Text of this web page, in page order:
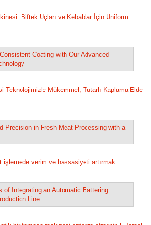
Biftek Uçları ve Kebablar İçin Uniform
Teknolojimizle Mükemmel, Tutarlı Kaplama Elde
işlemede verim ve hassasiyeti artırmak